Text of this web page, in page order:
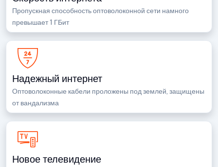
Пропускная способность оптоволоконной сети намного
превышает 1 ГБит
Надежный интернет
Оптоволоконные кабели проложены под землей, защищены
от вандализма
Новое телевидение